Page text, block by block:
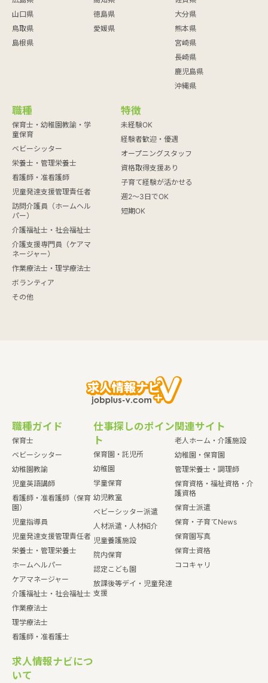
山口県
鳥取県
島根県
徳島県
愛媛県
大分県
熊本県
宮崎県
長崎県
鹿児島県
沖縄県
職種
保育士・幼稚園教諭・学
童保育
ベビーシッター
栄養士・管理栄養士
看護師・准看護師
児童発達支援管理責任者
訪問介護員（ホームヘル
パー）
介護福祉士・社会福祉士
介護支援専門員（ケアマ
ネージャー）
作業療法士・理学療法士
ボランティア
その他
特徴
未経験OK
経験者歓迎・優遇
オープニングスタッフ
資格取得支援あり
子育て経験が活かせる
週2～3日でOK
短期OK
職種ガイド
保育士
ベビーシッター
幼稚園教諭
児童英語講師
看護師・准看護師（保育
園）
児童指導員
児童発達支援管理責任者
栄養士・管理栄養士
ホームヘルパー
ケアマネージャー
介護福祉士・社会福祉士
作業療法士
理学療法士
看護師・准看護士
仕事探しのポイン
ト
保育園・託児所
幼稚園
学童保育
幼児教室
ベビーシッター派遣
人材派遣・人材紹介
児童養護施設
院内保育
認定こども園
放課後等デイ・児童発達
支援
関連サイト
老人ホーム・介護施設
幼稚園・保育園
管理栄養士・調理師
保育資格・福祉資格・介
護資格
保育士派遣
保育・子育てNews
保育園写真
保育士資格
ココキャリ
求人情報ナビにつ
いて